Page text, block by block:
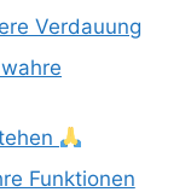
Verdauung
Funktionen